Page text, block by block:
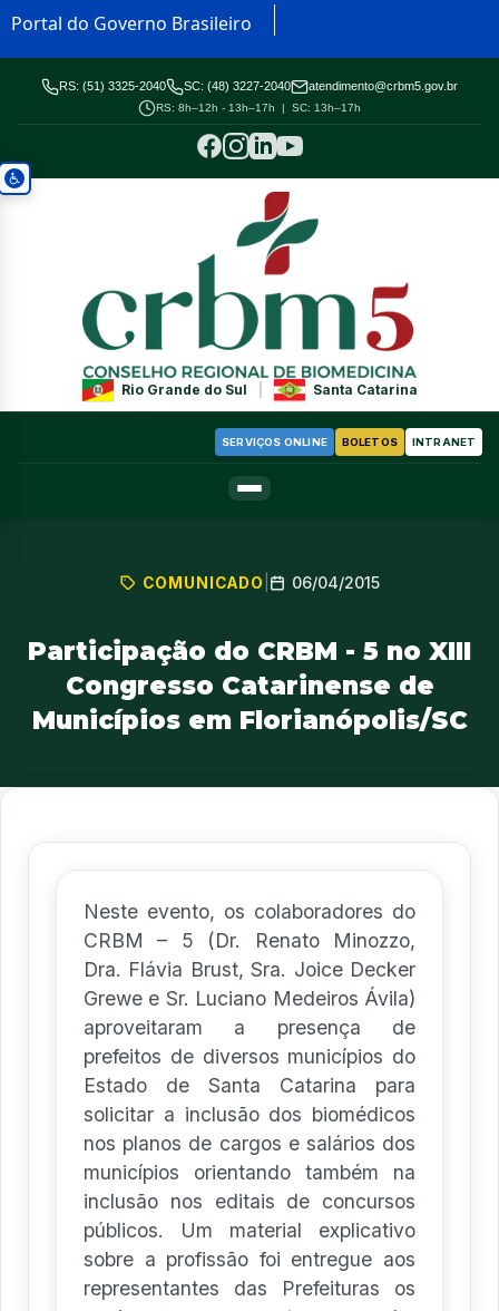
Portal do Governo Brasileiro
RS: (51) 3325-2040 SC: (48) 3227-2040 atendimento@crbm5.gov.br
RS: 8h–12h - 13h–17h | SC: 13h–17h
Rio Grande do Sul Santa Catarina
SERVIÇOS ONLINE BOLETOS INTRANET
COMUNICADO 06/04/2015
Participação do CRBM - 5 no XIII
Congresso Catarinense de
Municípios em Florianópolis/SC
Neste evento, os colaboradores do
CRBM – 5 (Dr. Renato Minozzo,
Dra. Flávia Brust, Sra. Joice Decker
Grewe e Sr. Luciano Medeiros Ávila)
aproveitaram a presença de
prefeitos de diversos municípios do
Estado de Santa Catarina para
solicitar a inclusão dos biomédicos
nos planos de cargos e salários dos
municípios orientando também na
inclusão nos editais de concursos
públicos. Um material explicativo
sobre a profissão foi entregue aos
representantes das Prefeituras os